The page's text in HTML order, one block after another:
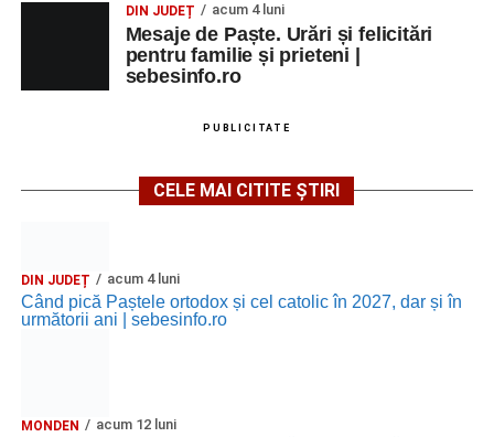
DIN JUDEȚ acum 4 luni
Mesaje de Paște. Urări și felicitări
pentru familie și prieteni |
sebesinfo.ro
PUBLICITATE
CELE MAI CITITE ȘTIRI
DIN JUDEȚ acum 4 luni
Când pică Paștele ortodox și cel catolic în 2027, dar și în
următorii ani | sebesinfo.ro
MONDEN acum 12 luni